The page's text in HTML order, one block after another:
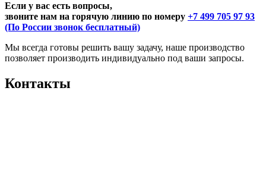
Если у вас есть вопросы,
звоните нам на горячую линию по номеру +7 499 705 97 93
(По России звонок бесплатный)
Мы всегда готовы решить вашу задачу, наше производство
позволяет производить индивидуально под ваши запросы.
Контакты